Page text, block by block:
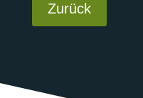
Zurück